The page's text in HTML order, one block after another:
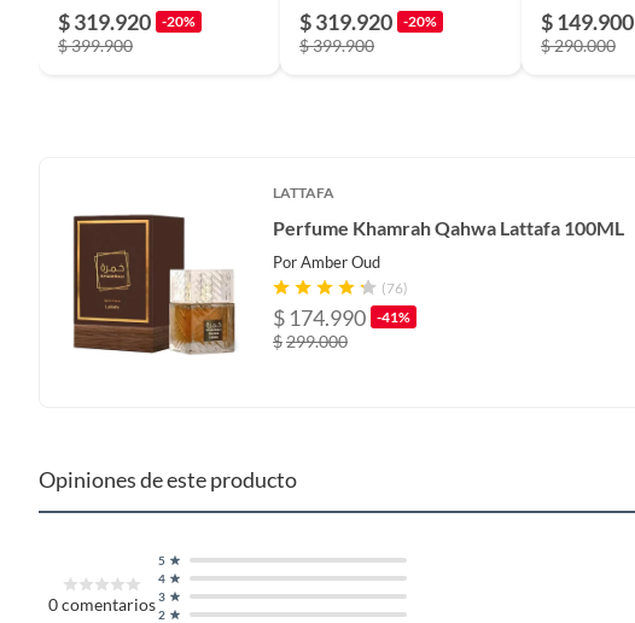
Oriental Amaderada
Tipo
$ 319.920 -20%
$ 399.900
$ 319.920 -20%
$ 399.900
$ 149.900
$ 290.000
LATTAFA
Perfume Khamrah Qahwa Lattafa 100ML
PorAmber Oud
(76)
$ 174.990 -41%
$299.000
Opiniones de este producto
0comentarios2
3
4
5